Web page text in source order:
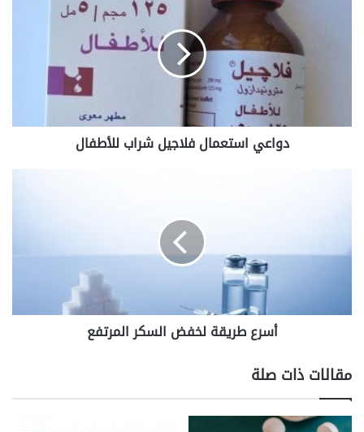
دواعي استعمال فلاجيل شراب للأطفال
المرتفع
أسرع طريقة لخفض السكر المرتفع
مقالات ذات صلة